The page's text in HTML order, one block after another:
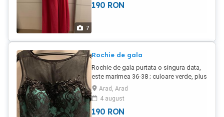
7
190 RON
Rochie de gala
Rochie de gala purtata o singura data,
este marimea 36-38 ; culoare verde, plus
dantela neagra ; stare impecabila, pretul
este usor negociabil, cumparata din
Arad de la magazinul Angelo.
Arad, Arad
4 august
190 RON